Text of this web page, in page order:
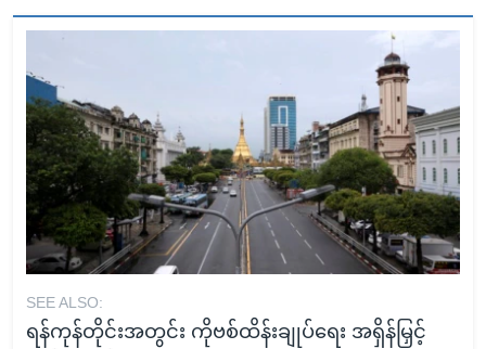
SEE ALSO:
ရန်ကုန်တိုင်းအတွင်း ကိုဗစ်ထိန်းချုပ်ရေး အရှိန်မြှင့်